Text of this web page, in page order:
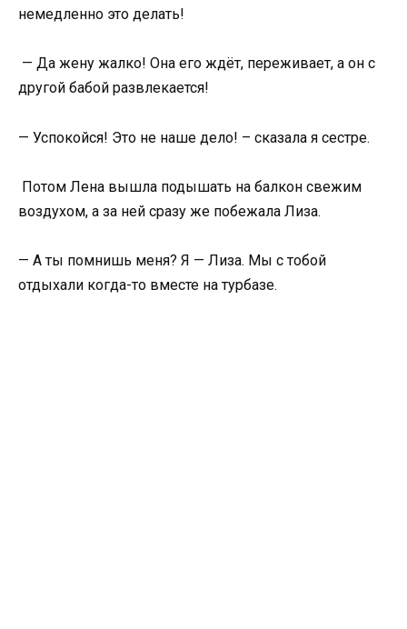
немедленно это делать!
— Да жену жалко! Она его ждёт, переживает, а он с
другой бабой развлекается!
— Успокойся! Это не наше дело! – сказала я сестре.
Потом Лена вышла подышать на балкон свежим
воздухом, а за ней сразу же побежала Лиза.
— А ты помнишь меня? Я — Лиза. Мы с тобой
отдыхали когда-то вместе на турбазе.